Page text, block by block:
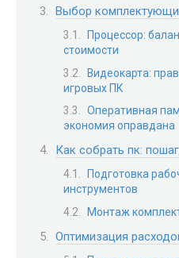
Выбор
Процессор:
стоимости
Видеокарта:
игровых ПК
Оперативная
экономия оправдана
Как собрать пк:
Подготовка
инструментов
Монтаж
Оптимизация